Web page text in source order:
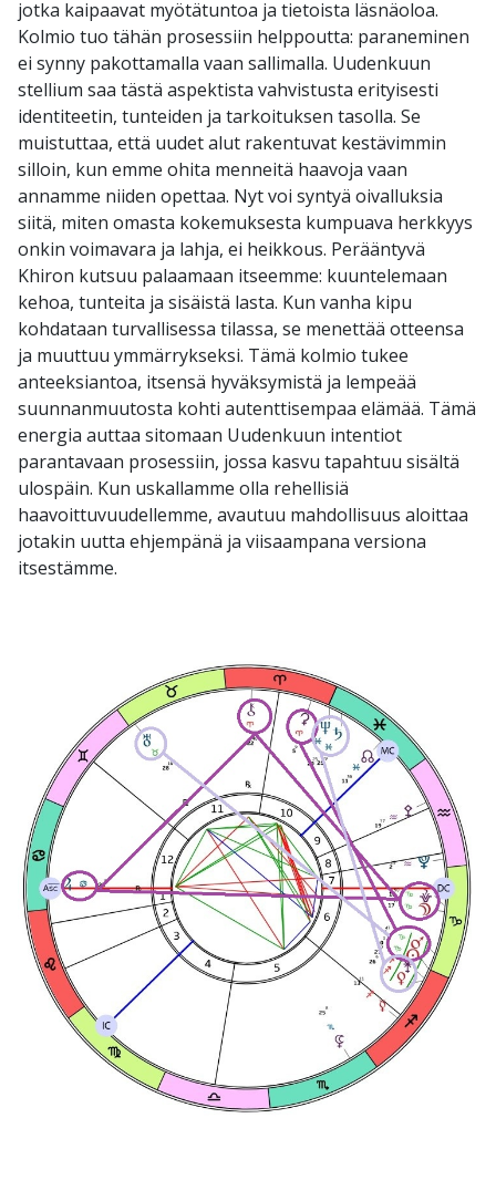
jotka kaipaavat myötätuntoa ja tietoista läsnäoloa.
Kolmio tuo tähän prosessiin helppoutta: paraneminen
ei synny pakottamalla vaan sallimalla. Uudenkuun
stellium saa tästä aspektista vahvistusta erityisesti
identiteetin, tunteiden ja tarkoituksen tasolla. Se
muistuttaa, että uudet alut rakentuvat kestävimmin
silloin, kun emme ohita menneitä haavoja vaan
annamme niiden opettaa. Nyt voi syntyä oivalluksia
siitä, miten omasta kokemuksesta kumpuava herkkyys
onkin voimavara ja lahja, ei heikkous. Perääntyvä
Khiron kutsuu palaamaan itseemme: kuuntelemaan
kehoa, tunteita ja sisäistä lasta. Kun vanha kipu
kohdataan turvallisessa tilassa, se menettää otteensa
ja muuttuu ymmärrykseksi. Tämä kolmio tukee
anteeksiantoa, itsensä hyväksymistä ja lempeää
suunnanmuutosta kohti autenttisempaa elämää. Tämä
energia auttaa sitomaan Uudenkuun intentiot
parantavaan prosessiin, jossa kasvu tapahtuu sisältä
ulospäin. Kun uskallamme olla rehellisiä
haavoittuvuudellemme, avautuu mahdollisuus aloittaa
jotakin uutta ehjempänä ja viisaampana versiona
itsestämme.